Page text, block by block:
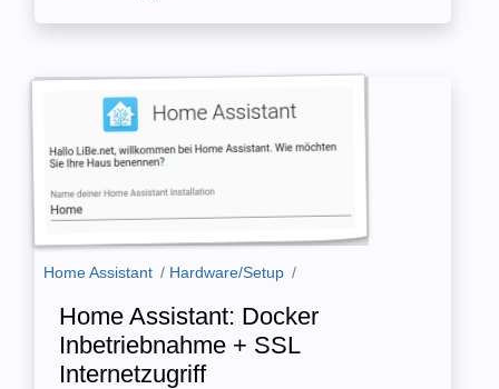
Home Assistant / Hardware/Setup /
Home Assistant: Docker
Inbetriebnahme + SSL
Internetzugriff